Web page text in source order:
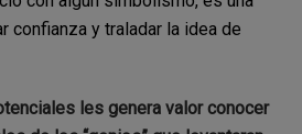
confianza y traladar la idea de
les genera valor conocer